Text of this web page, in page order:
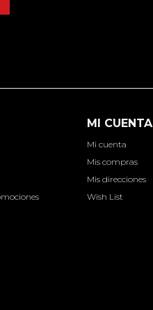
MI CUENTA
Mi cuenta
Mis compras
Mis direcciones
Wish List